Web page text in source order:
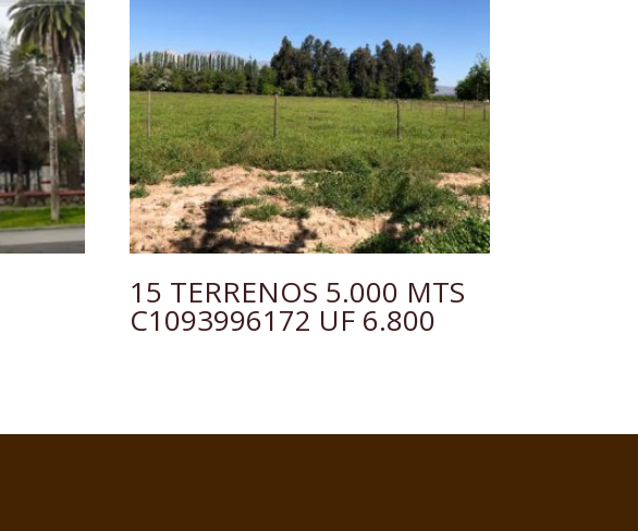
15 TERRENOS 5.000 MTS
C1093996172 UF 6.800